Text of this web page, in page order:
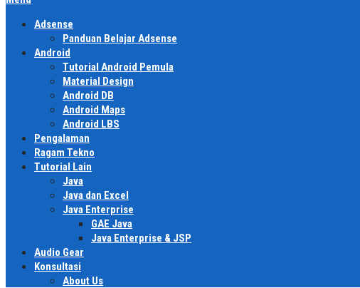
Adsense
Panduan Belajar Adsense
Android
Tutorial Android Pemula
Material Design
Android DB
Android Maps
Android LBS
Pengalaman
Ragam Tekno
Tutorial Lain
Java
Java dan Excel
Java Enterprise
GAE Java
Java Enterprise & JSP
Audio Gear
Konsultasi
About Us